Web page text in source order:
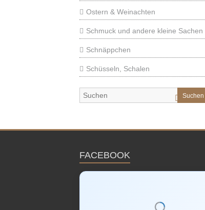
Ostern & Weinachten
Schmuck und andere kleine Sachen
Schnäppchen
Schüsseln, Schalen
Suchen
FACEBOOK